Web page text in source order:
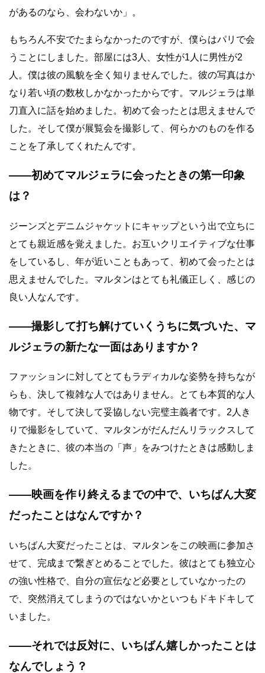
があるのなら、会わないか」。
もちろん不安でたまらなかったのですが、僕らはパリで会
うことにしました。部屋には3人、女性が1人に男性が2
人。僕は彼の風貌を全く知りませんでした。彼の写真はか
なり若い頃の数枚しかなかったからです。マルジェラは単
刀直入に話を始めました。初めて会ったとは思えませんで
した。そして僕が展覧会を撮影して、何らかのものを作る
ことを了承してくれたんです。
――初めてマルジェラに会ったときの第一印象
は？
ジーンズとデニムジャケットにキャップという出で立ちに
とても親近感を覚えました。お互いクリエイティブな仕事
をしているし、年が近いこともあって、初めて会ったとは
思えませんでした。マルタンはとても礼儀正しく、感じの
良い人なんです。
――撮影して打ち解けていくうちに気づいた、マ
ルジェラの新たな一面はありますか？
ファッションに対してとてもラディカルな姿勢を持ちなが
らも、決して複雑な人ではありません。とても本質的な人
物です。そして決して妥協しない完璧主義者です。2人き
りで撮影をしていて、マルタンがだんだんリラックスして
きたときに、彼の本当の「声」をみつけたときは感動しま
した。
――映画を作り終えるまでの中で、いちばん大変
だったことはなんですか？
いちばん大変だったことは、マルタンをこの映画に参加さ
せて、完成まで繋ぎとめることでした。彼はとても独立心
の強い性格で、自分の宣伝など必要としていなかったの
で、突然消えてしまうのではないかといつもドキドキして
いました。
――それでは反対に、いちばん嬉しかったことは
なんでしょう？